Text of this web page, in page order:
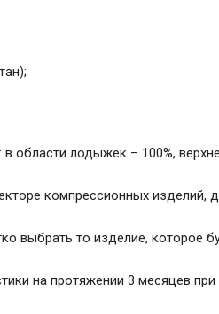
области лодыжек – 100%,
компрессионных изделий,
выбрать то изделие, которое
на протяжении 3 месяцев